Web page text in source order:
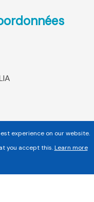
experience on our website.
you accept this.Learn more